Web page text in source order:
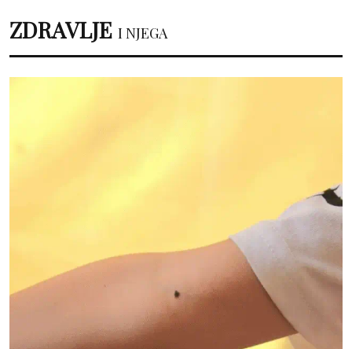
ZDRAVLJE I NJEGA